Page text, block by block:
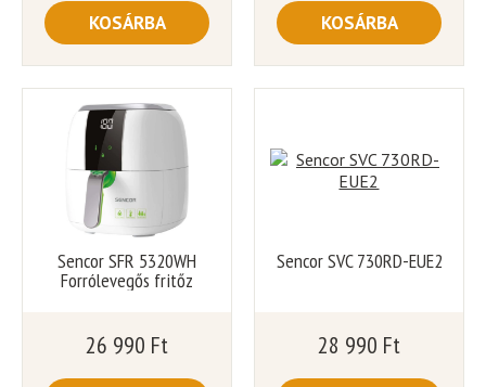
KOSÁRBA KOSÁRBA
Sencor SFR 5320WH
Forrólevegős fritőz
26 990 Ft
Sencor SVC 730RD-EUE2
28 990 Ft